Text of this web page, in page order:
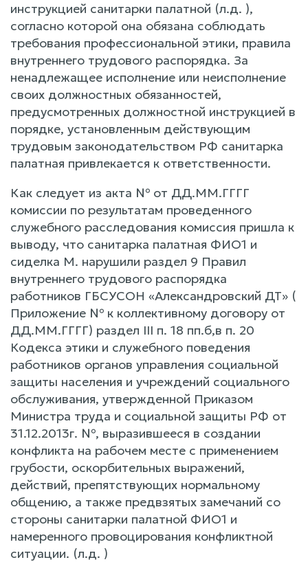
инструкцией санитарки палатной (л.д. ),
согласно которой она обязана соблюдать
требования профессиональной этики, правила
внутреннего трудового распорядка. За
ненадлежащее исполнение или неисполнение
своих должностных обязанностей,
предусмотренных должностной инструкцией в
порядке, установленным действующим
трудовым законодательством РФ санитарка
палатная привлекается к ответственности.
Как следует из акта № от ДД.ММ.ГГГГ
комиссии по результатам проведенного
служебного расследования комиссия пришла к
выводу, что санитарка палатная ФИО1 и
сиделка М. нарушили раздел 9 Правил
внутреннего трудового распорядка
работников ГБСУСОН «Александровский ДТ» (
Приложение № к коллективному договору от
ДД.ММ.ГГГГ) раздел III п. 18 пп.б,в п. 20
Кодекса этики и служебного поведения
работников органов управления социальной
защиты населения и учреждений социального
обслуживания, утвержденной Приказом
Министра труда и социальной защиты РФ от
31.12.2013г. №, выразившееся в создании
конфликта на рабочем месте с применением
грубости, оскорбительных выражений,
действий, препятствующих нормальному
общению, а также предвзятых замечаний со
стороны санитарки палатной ФИО1 и
намеренного провоцирования конфликтной
ситуации. (л.д. )